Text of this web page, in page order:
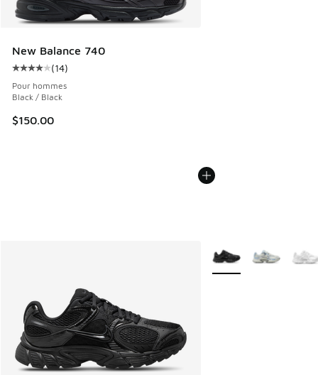
New Balance 740
Cote moyenne du client - [4 sur 5 étoiles], 14
(14)
Pour hommes
Black / Black
$150.00
Plus de couleurs